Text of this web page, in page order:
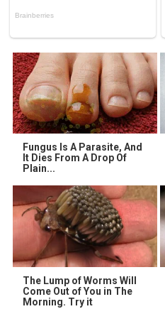
Fungus Is A Parasite, And
It Dies From A Drop Of
Plain...
The Lump of Worms Will
Come Out of You in The
Morning. Try it